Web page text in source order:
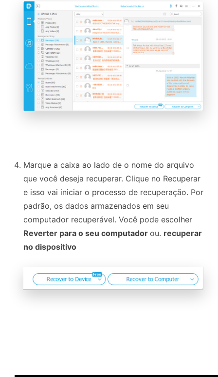
Marque a caixa ao lado de o nome do arquivo
que você deseja recuperar. Clique no Recuperar
e isso vai iniciar o processo de recuperação. Por
padrão, os dados armazenados em seu
computador recuperável. Você pode escolher
Reverter para o seu computador ou. recuperar
no dispositivo